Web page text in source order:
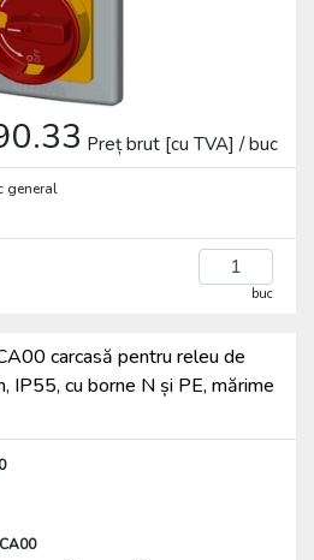
Preț brut [cu TVA] / buc
general
buc
carcasă pentru releu de
IP55, cu borne N și PE, mărime